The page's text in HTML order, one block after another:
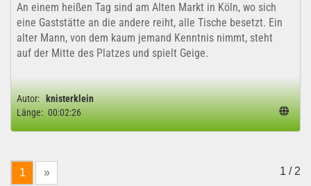
An einem heißen Tag sind am Alten Markt in Köln, wo sich
eine Gaststätte an die andere reiht, alle Tische besetzt. Ein
alter Mann, von dem kaum jemand Kenntnis nimmt, steht
auf der Mitte des Platzes und spielt Geige.
Autor:
knisterklein
Länge: 00:02:26
1 » 1 / 2